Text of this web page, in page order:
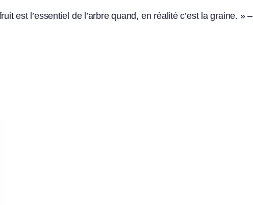
est l’essentiel de l’arbre quand, en réalité c’est la graine. »